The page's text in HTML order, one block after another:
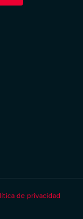
de privacidad